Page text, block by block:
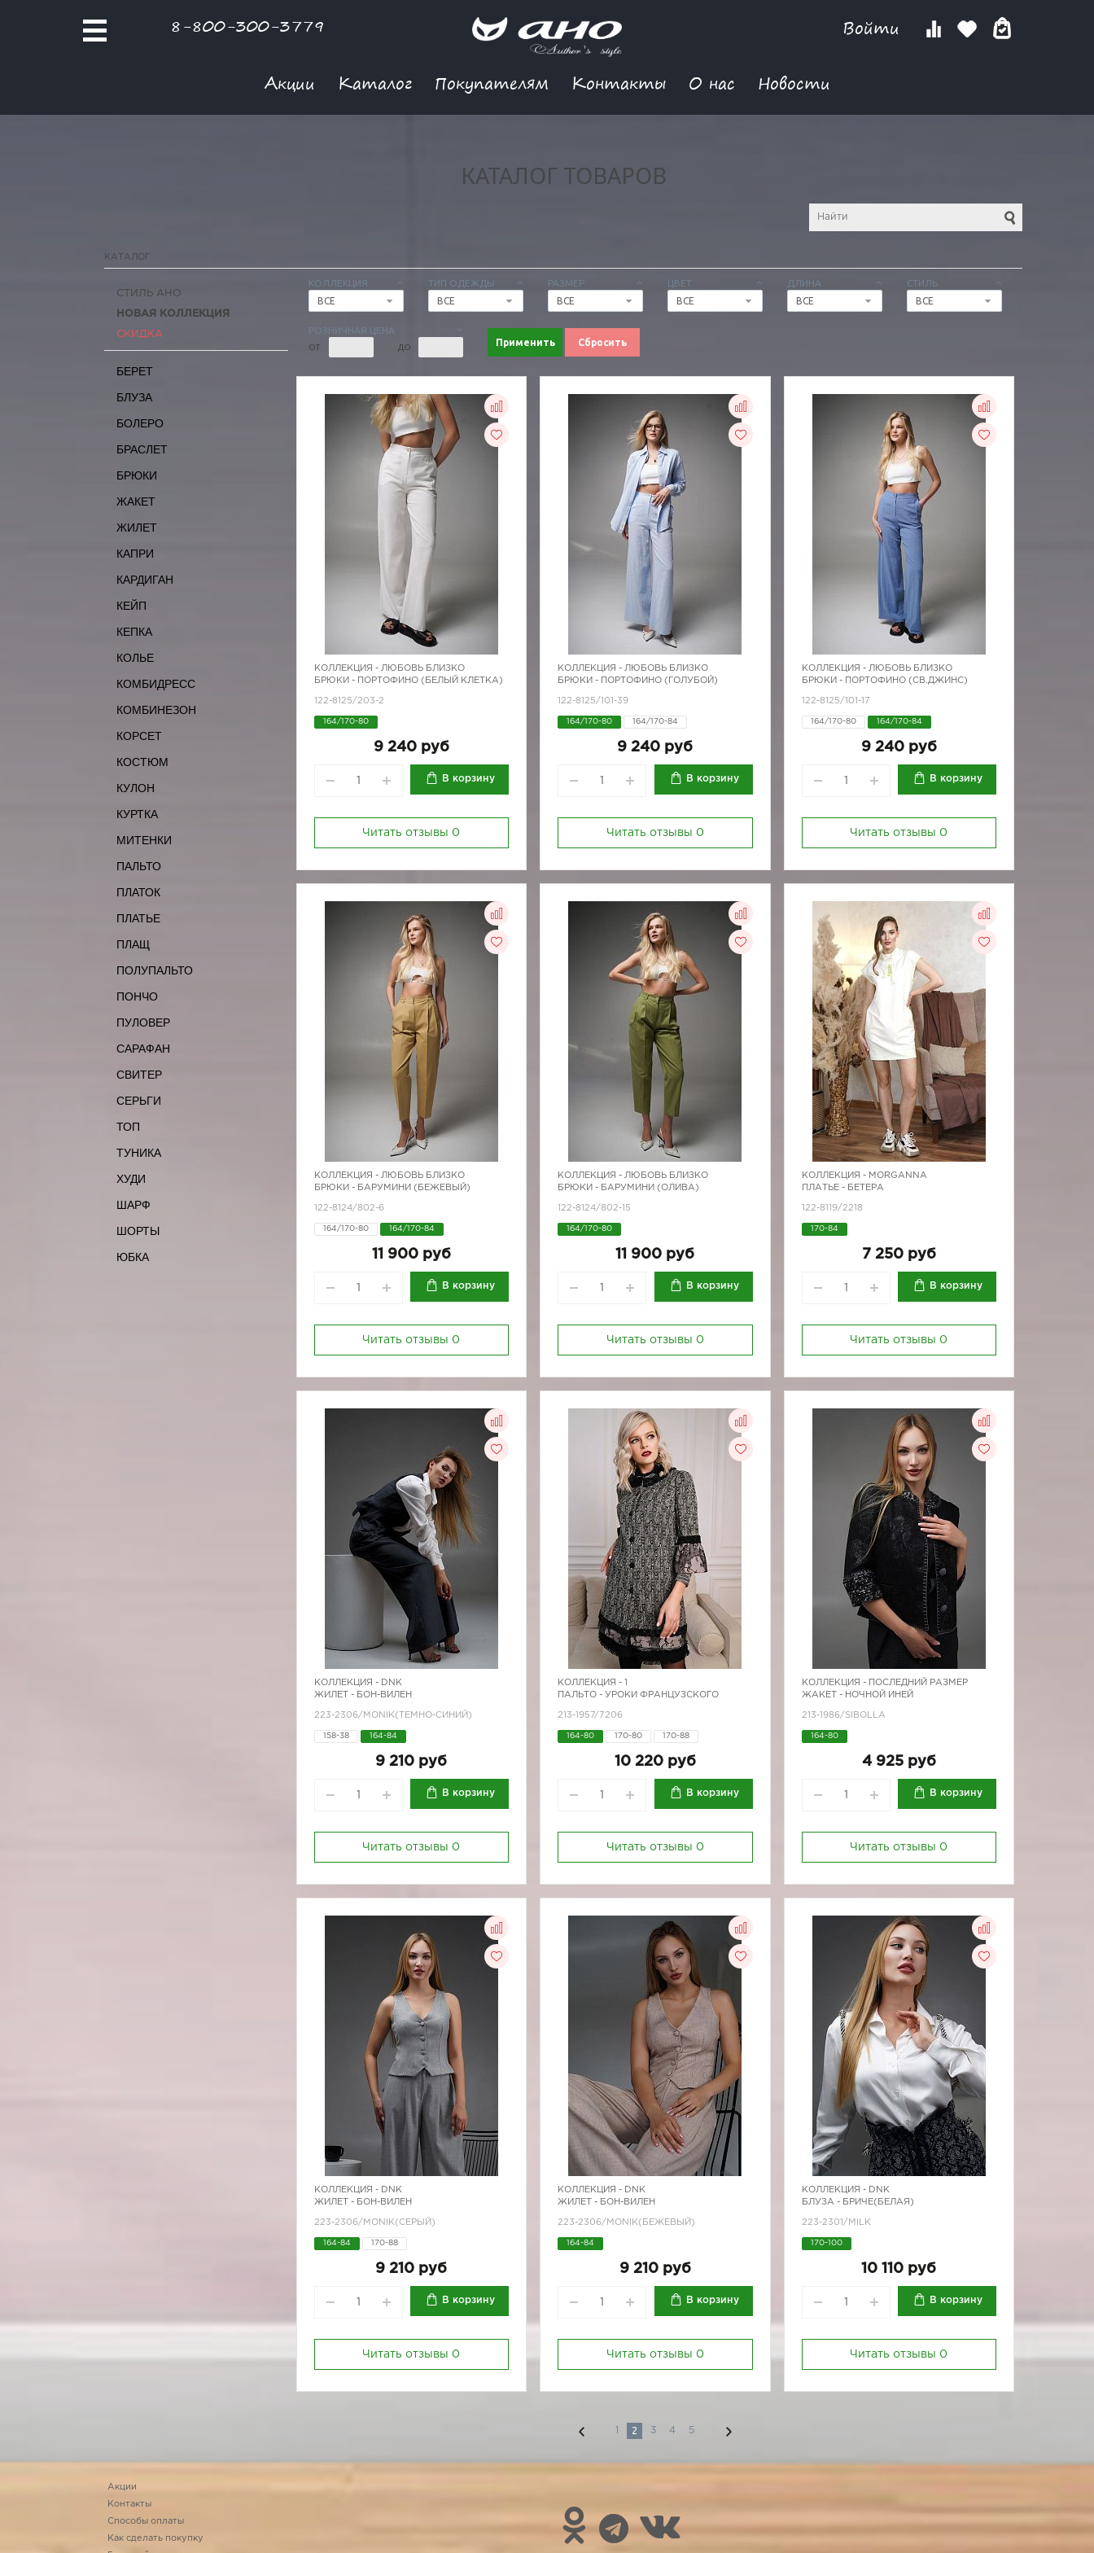
8-800-300-3779 Войти
Акции Каталог Покупателям Контакты О нас Новости
КАТАЛОГ ТОВАРОВ
КАТАЛОГ
КОЛЛЕКЦИЯ
ВСЕ
ТИП ОДЕЖДЫ
ВСЕ
РАЗМЕР
ВСЕ
ЦВЕТ
ВСЕ
ДЛИНА
ВСЕ
СТИЛЬ
ВСЕ
РОЗНИЧНАЯ ЦЕНА
ОТ ДО Применить Сбросить
СТИЛЬ АНО
НОВАЯ КОЛЛЕКЦИЯ
СКИДКА
БЕРЕТ
БЛУЗА
БОЛЕРО
БРАСЛЕТ
БРЮКИ
ЖАКЕТ
ЖИЛЕТ
КАПРИ
КАРДИГАН
КЕЙП
КЕПКА
КОЛЬЕ
КОМБИДРЕСС
КОМБИНЕЗОН
КОРСЕТ
КОСТЮМ
КУЛОН
КУРТКА
МИТЕНКИ
ПАЛЬТО
ПЛАТОК
ПЛАТЬЕ
ПЛАЩ
ПОЛУПАЛЬТО
ПОНЧО
ПУЛОВЕР
САРАФАН
СВИТЕР
СЕРЬГИ
ТОП
ТУНИКА
ХУДИ
ШАРФ
ШОРТЫ
ЮБКА
КОЛЛЕКЦИЯ - ЛЮБОВЬ БЛИЗКО
БРЮКИ - ПОРТОФИНО (БЕЛЫЙ КЛЕТКА)
122-8125/203-2
164/170-80
9 240 руб
В корзину
Читать отзывы 0
КОЛЛЕКЦИЯ -ЛЮБОВЬ БЛИЗКО
БРЮКИ - ПОРТОФИНО (ГОЛУБОЙ)
122-8125/101-39
164/170-80 164/170-84
9 240 руб
В корзину
Читать отзывы 0
КОЛЛЕКЦИЯ - ЛЮБОВЬ БЛИЗКО
БРЮКИ - ПОРТОФИНО (СВ.ДЖИНС)
122-8125/101-17
164/170-80 164/170-84
9 240 руб
В корзину
Читать отзывы 0
КОЛЛЕКЦИЯ - ЛЮБОВЬ БЛИЗКО
БРЮКИ - БАРУМИНИ (БЕЖЕВЫЙ)
122-8124/802-6
164/170-80 164/170-84
11 900 руб
В корзину
Читать отзывы 0
КОЛЛЕКЦИЯ -ЛЮБОВЬ БЛИЗКО
БРЮКИ - БАРУМИНИ (ОЛИВА)
122-8124/802-15
164/170-80
11 900 руб
В корзину
Читать отзывы 0
КОЛЛЕКЦИЯ - MORGANNA
ПЛАТЬЕ - БЕТЕРА
122-8119/2218
170-84
7 250 руб
В корзину
Читать отзывы 0
КОЛЛЕКЦИЯ - DNK
ЖИЛЕТ - БОН-ВИЛЕН
223-2306/MONIK(ТЕМНО-СИНИЙ)
158-38 164-84
9 210 руб
В корзину
Читать отзывы 0
КОЛЛЕКЦИЯ -1
ПАЛЬТО - УРОКИ ФРАНЦУЗСКОГО
213-1957/7206
164-80 170-80 170-88
10 220 руб
В корзину
Читать отзывы 0
КОЛЛЕКЦИЯ -
ПОСЛЕДНИЙ РАЗМЕР
ЖАКЕТ - НОЧНОЙ ИНЕЙ
213-1986/SIBOLLA
164-80
4 925 руб
В корзину
Читать отзывы 0
КОЛЛЕКЦИЯ - DNK
ЖИЛЕТ - БОН-ВИЛЕН
223-2306/MONIK(СЕРЫЙ)
164-84 170-88
9 210 руб
В корзину
Читать отзывы 0
КОЛЛЕКЦИЯ - DNK
ЖИЛЕТ - БОН-ВИЛЕН
223-2306/MONIK(БЕЖЕВЫЙ)
164-84
9 210 руб
В корзину
Читать отзывы 0
КОЛЛЕКЦИЯ - DNK
БЛУЗА - БРИЧЕ(БЕЛАЯ)
223-2301/MILK
170-100
10 110 руб
В корзину
Читать отзывы 0
2 3 4 5
Акции
Контакты
Способы оплаты
Как сделать покупку